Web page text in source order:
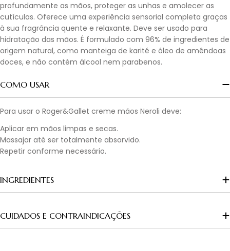
profundamente as mãos, proteger as unhas e amolecer as
cutículas. Oferece uma experiência sensorial completa graças
à sua fragrância quente e relaxante. Deve ser usado para
hidratação das mãos. É formulado com 96% de ingredientes de
origem natural, como manteiga de karité e óleo de amêndoas
doces, e não contém álcool nem parabenos.
COMO USAR
Para usar o Roger&Gallet creme mãos Neroli deve:
Aplicar em mãos limpas e secas.
Massajar até ser totalmente absorvido.
Repetir conforme necessário.
INGREDIENTES
CUIDADOS E CONTRAINDICAÇÕES